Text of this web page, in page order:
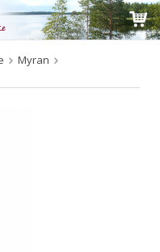
i varukorgen
Myran